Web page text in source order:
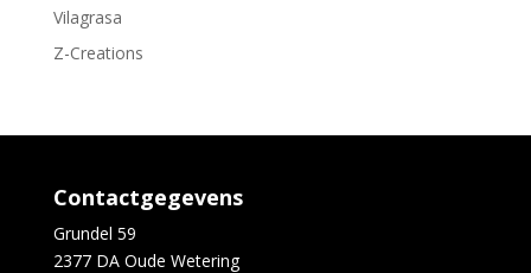
Vilagrasa
Z-Creations
Contactgegevens
Grundel 59
2377 DA Oude Wetering